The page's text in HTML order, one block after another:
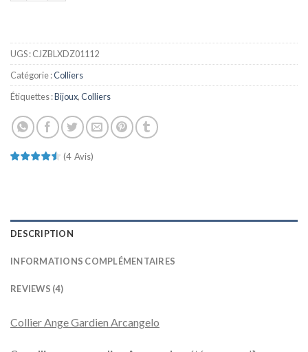
UGS :CJZBLXDZ01112
Catégorie :Colliers
Étiquettes :Bijoux,Colliers
(4 Avis)
DESCRIPTION
INFORMATIONS COMPLÉMENTAIRES
REVIEWS (4)
Collier Ange Gardien Arcangelo